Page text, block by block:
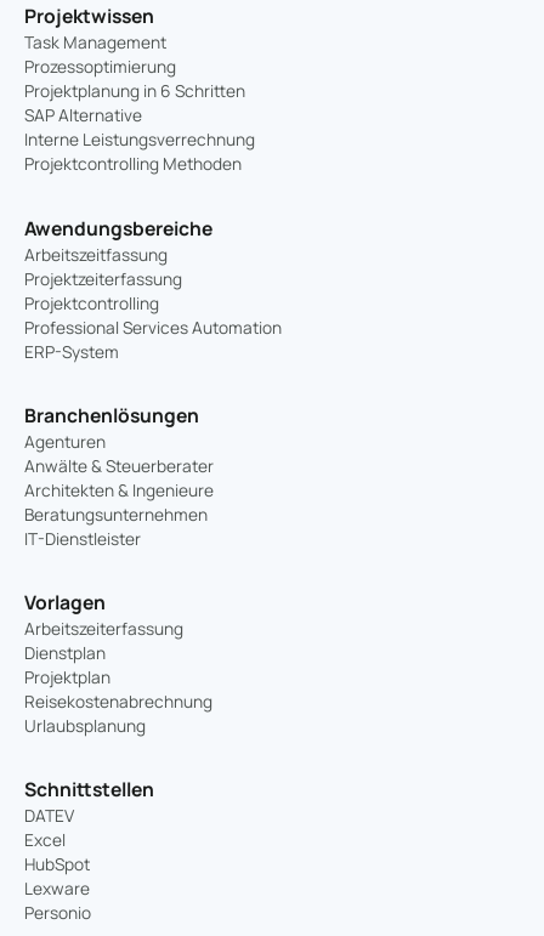
Projektwissen
Task Management
Prozessoptimierung
Projektplanung in 6 Schritten
SAP Alternative
Interne Leistungsverrechnung
Projektcontrolling Methoden
Awendungsbereiche
Arbeitszeitfassung
Projektzeiterfassung
Projektcontrolling
Professional Services Automation
ERP-System
Branchenlösungen
Agenturen
Anwälte & Steuerberater
Architekten & Ingenieure
Beratungsunternehmen
IT-Dienstleister
Vorlagen
Arbeitszeiterfassung
Dienstplan
Projektplan
Reisekostenabrechnung
Urlaubsplanung
Schnittstellen
DATEV
Excel
HubSpot
Lexware
Personio